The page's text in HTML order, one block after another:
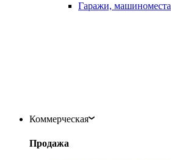
Гаражи, машиноместа
Коммерческая
Продажа